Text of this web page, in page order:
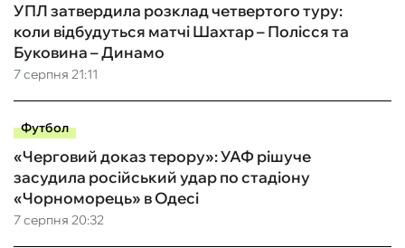
7 серпня 21:11
УПЛ затвердила розклад четвертого туру:
коли відбудуться матчі Шахтар – Полісся та
Буковина – Динамо
Футбол
7 серпня 20:32
«Черговий доказ терору»: УАФ рішуче
засудила російський удар по стадіону
«Чорноморець» в Одесі